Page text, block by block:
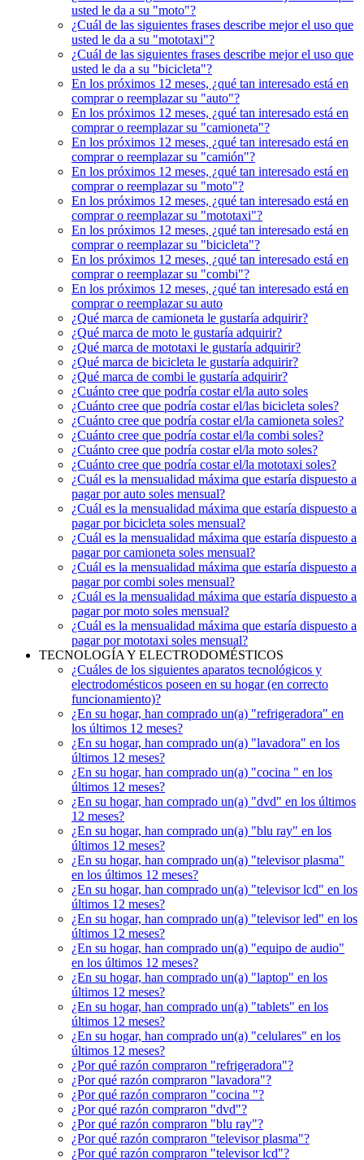
usted le da a su "moto"?
¿Cuál de las siguientes frases describe mejor el uso que
usted le da a su "mototaxi"?
¿Cuál de las siguientes frases describe mejor el uso que
usted le da a su "bicicleta"?
En los próximos 12 meses, ¿qué tan interesado está en
comprar o reemplazar su "auto"?
En los próximos 12 meses, ¿qué tan interesado está en
comprar o reemplazar su "camioneta"?
En los próximos 12 meses, ¿qué tan interesado está en
comprar o reemplazar su "camión"?
En los próximos 12 meses, ¿qué tan interesado está en
comprar o reemplazar su "moto"?
En los próximos 12 meses, ¿qué tan interesado está en
comprar o reemplazar su "mototaxi"?
En los próximos 12 meses, ¿qué tan interesado está en
comprar o reemplazar su "bicicleta"?
En los próximos 12 meses, ¿qué tan interesado está en
comprar o reemplazar su "combi"?
En los próximos 12 meses, ¿qué tan interesado está en
comprar o reemplazar su auto
¿Qué marca de camioneta le gustaría adquirir?
¿Qué marca de moto le gustaría adquirir?
¿Qué marca de mototaxi le gustaría adquirir?
¿Qué marca de bicicleta le gustaría adquirir?
¿Qué marca de combi le gustaría adquirir?
¿Cuánto cree que podría costar el/la auto soles
¿Cuánto cree que podría costar el/las bicicleta soles?
¿Cuánto cree que podría costar el/la camioneta soles?
¿Cuánto cree que podría costar el/la combi soles?
¿Cuánto cree que podría costar el/la moto soles?
¿Cuánto cree que podría costar el/la mototaxi soles?
¿Cuál es la mensualidad máxima que estaría dispuesto a
pagar por auto soles mensual?
¿Cuál es la mensualidad máxima que estaría dispuesto a
pagar por bicicleta soles mensual?
¿Cuál es la mensualidad máxima que estaría dispuesto a
pagar por camioneta soles mensual?
¿Cuál es la mensualidad máxima que estaría dispuesto a
pagar por combi soles mensual?
¿Cuál es la mensualidad máxima que estaría dispuesto a
pagar por moto soles mensual?
¿Cuál es la mensualidad máxima que estaría dispuesto a
pagar por mototaxi soles mensual?
TECNOLOGÍA Y ELECTRODOMÉSTICOS
¿Cuáles de los siguientes aparatos tecnológicos y
electrodomésticos poseen en su hogar (en correcto
funcionamiento)?
¿En su hogar, han comprado un(a) "refrigeradora" en
los últimos 12 meses?
¿En su hogar, han comprado un(a) "lavadora" en los
últimos 12 meses?
¿En su hogar, han comprado un(a) "cocina " en los
últimos 12 meses?
¿En su hogar, han comprado un(a) "dvd" en los últimos
12 meses?
¿En su hogar, han comprado un(a) "blu ray" en los
últimos 12 meses?
¿En su hogar, han comprado un(a) "televisor plasma"
en los últimos 12 meses?
¿En su hogar, han comprado un(a) "televisor lcd" en los
últimos 12 meses?
¿En su hogar, han comprado un(a) "televisor led" en los
últimos 12 meses?
¿En su hogar, han comprado un(a) "equipo de audio"
en los últimos 12 meses?
¿En su hogar, han comprado un(a) "laptop" en los
últimos 12 meses?
¿En su hogar, han comprado un(a) "tablets" en los
últimos 12 meses?
¿En su hogar, han comprado un(a) "celulares" en los
últimos 12 meses?
¿Por qué razón compraron "refrigeradora"?
¿Por qué razón compraron "lavadora"?
¿Por qué razón compraron "cocina "?
¿Por qué razón compraron "dvd"?
¿Por qué razón compraron "blu ray"?
¿Por qué razón compraron "televisor plasma"?
¿Por qué razón compraron "televisor lcd"?